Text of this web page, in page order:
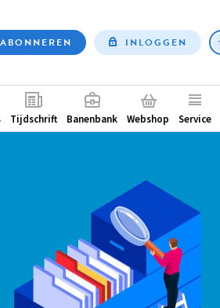
ABONNEREN INLOGGEN
Tijdschrift Banenbank Webshop Service